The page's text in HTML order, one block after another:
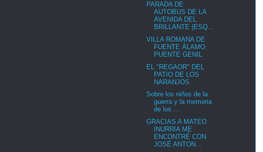
PARADA DE
AUTOBUS DE LA
AVENIDA DEL
BRILLANTE (ESQ...
VILLA ROMANA DE
FUENTE ÁLAMO.
PUENTE GENIL
EL "REGAOR" DEL
PATIO DE LOS
NARANJOS
Sobre los niños de la
guerra y la memoria
de los ...
GRACIAS A MATEO
INURRIA ME
ENCONTRÉ CON
JOSÉ ANTON...